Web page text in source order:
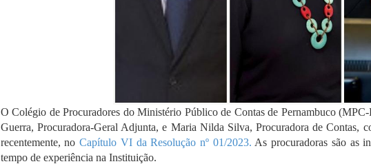
O Colégio de Procuradores do Ministério Público de Contas de Pernambuco
Guerra, Procuradora-Geral Adjunta, e Maria Nilda Silva, Procuradora de Contas,
recentemente, noCapítulo VI da Resolução nº 01/2023. As procuradoras são as
tempo de experiência na Instituição.